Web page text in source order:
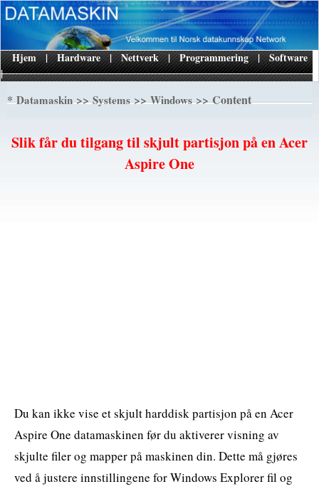
|
Hjem | Hardware | Nettverk | Programmering | Software
*Datamaskin>>Systems>>Windows>> Content
Slik får du tilgang til skjult partisjon på en Acer
Aspire One
Du kan ikke vise et skjult harddisk partisjon på en Acer
Aspire One datamaskinen før du aktiverer visning av
skjulte filer og mapper på maskinen din. Dette må gjøres
ved å justere innstillingene for Windows Explorer fil og